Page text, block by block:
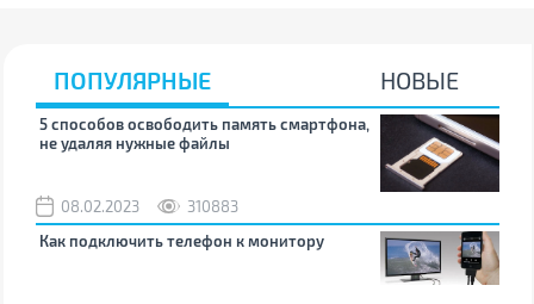
ПОПУЛЯРНЫЕ НОВЫЕ
5 способов освободить память смартфона,
не удаляя нужные файлы
08.02.2023
310883
Как подключить телефон к монитору